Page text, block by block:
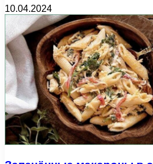
10.04.2024